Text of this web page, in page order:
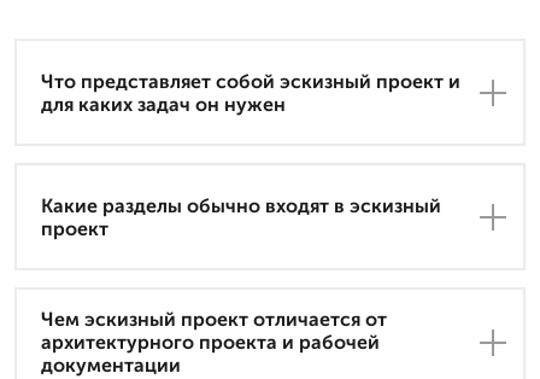
Что представляет собой эскизный проект и
для каких задач он нужен
Какие разделы обычно входят в эскизный
проект
Чем эскизный проект отличается от
архитектурного проекта и рабочей
документации